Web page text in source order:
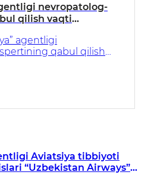
nevropatolog-
qilish vaqti
agentligi
qabul qilish
dan 12:30 gacha
bu haqda qo‘shimcha
Keltirilgan
Aviatsiya tibbiyoti
“Uzbekistan Airways”